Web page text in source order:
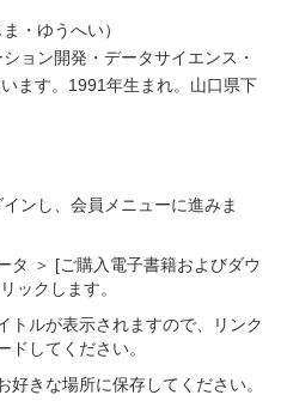
・ゆうへい）
ョン開発・データサイエンス・
ます。1991年生まれ。山口県下
ンし、会員メニューに進みま
タ ＞ [ご購入電子書籍およびダウ
ックします。
トルが表示されますので、リンク
ドしてください。
好きな場所に保存してください。